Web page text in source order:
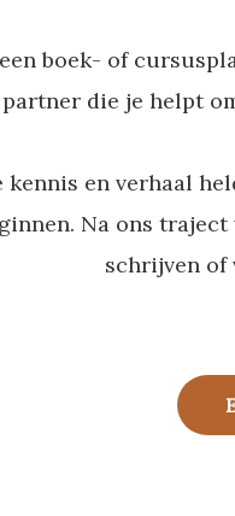
boek- of
die je helpt
kennis en verhaal
Na ons
schrijven of